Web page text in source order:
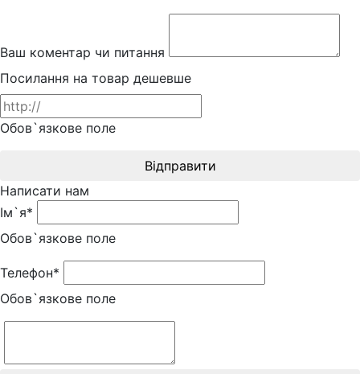
Ваш коментар чи питання
Посилання на товар дешевше
Обов`язкове поле
Відправити
Написати нам
Ім`я*
Обов`язкове поле
Телефон*
Обов`язкове поле